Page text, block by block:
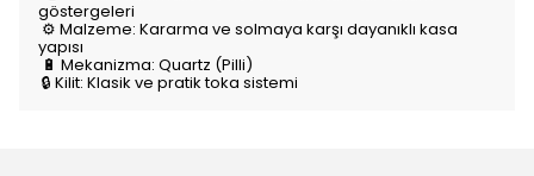
göstergeleri
⚙️ Malzeme: Kararma ve solmaya karşı dayanıklı kasa
yapısı
🔋 Mekanizma: Quartz (Pilli)
🔒 Kilit: Klasik ve pratik toka sistemi